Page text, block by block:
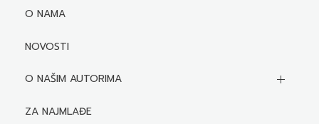
O NAMA
NOVOSTI
O NAŠIM AUTORIMA
Biografije autora
ZA NAJMLAĐE